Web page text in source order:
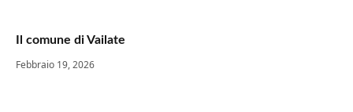
Il comune di Vailate
Febbraio 19, 2026